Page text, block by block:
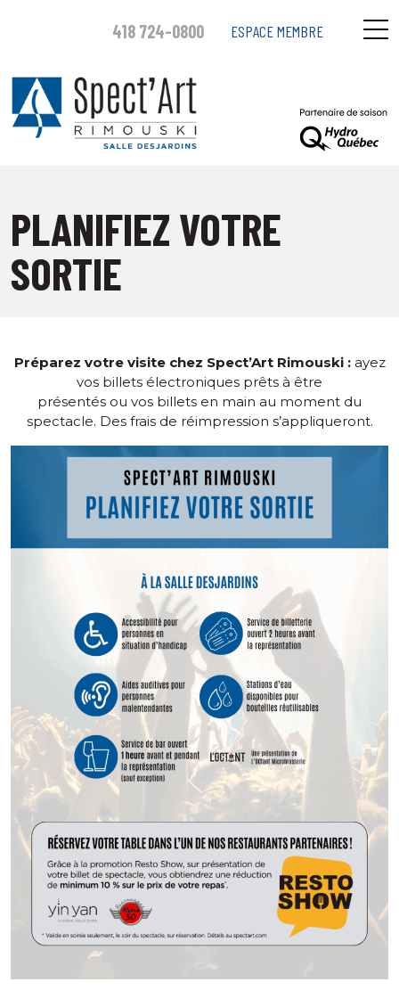
418 724-0800 ESPACE MEMBRE
PLANIFIEZ VOTRE
SORTIE
Préparez votre visite chez Spect’Art Rimouski :ayez
vos billets électroniques prêts à être
présentés ou vos billets en main au moment du
spectacle. Des frais de réimpression s’appliqueront.